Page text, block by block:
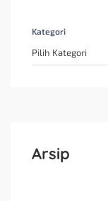
Kategori
Arsip